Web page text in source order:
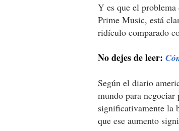
Y es que el
Prime Music, está
ridículo comparado
No dejes de leer:
Según el diario
mundo para
significativamente la
que ese aumento